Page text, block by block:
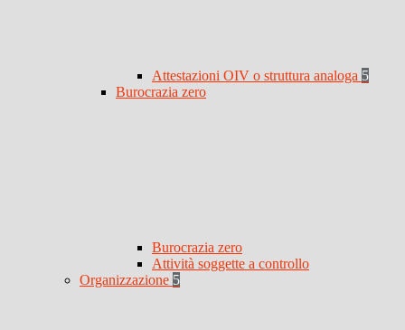
Attestazioni OIV o struttura analoga 5
Burocrazia zero
Burocrazia zero
Attività soggette a controllo
Organizzazione 5